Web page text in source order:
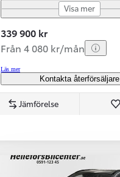
Visa mer
339 900 kr
Från 4 080 kr/mån
Läs mer
Kontakta återförsäljare
Jämförelse